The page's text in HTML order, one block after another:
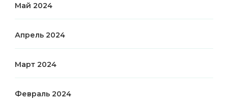
Май 2024
Апрель 2024
Март 2024
Февраль 2024